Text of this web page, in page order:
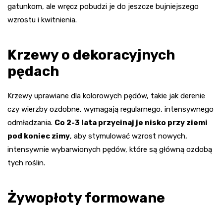
gatunkom, ale wręcz pobudzi je do jeszcze bujniejszego
wzrostu i kwitnienia.
Krzewy o dekoracyjnych
pędach
Krzewy uprawiane dla kolorowych pędów, takie jak derenie
czy wierzby ozdobne, wymagają regularnego, intensywnego
odmładzania. Co 2-3 lata przycinaj je nisko przy ziemi
pod koniec zimy, aby stymulować wzrost nowych,
intensywnie wybarwionych pędów, które są główną ozdobą
tych roślin.
Żywopłoty formowane